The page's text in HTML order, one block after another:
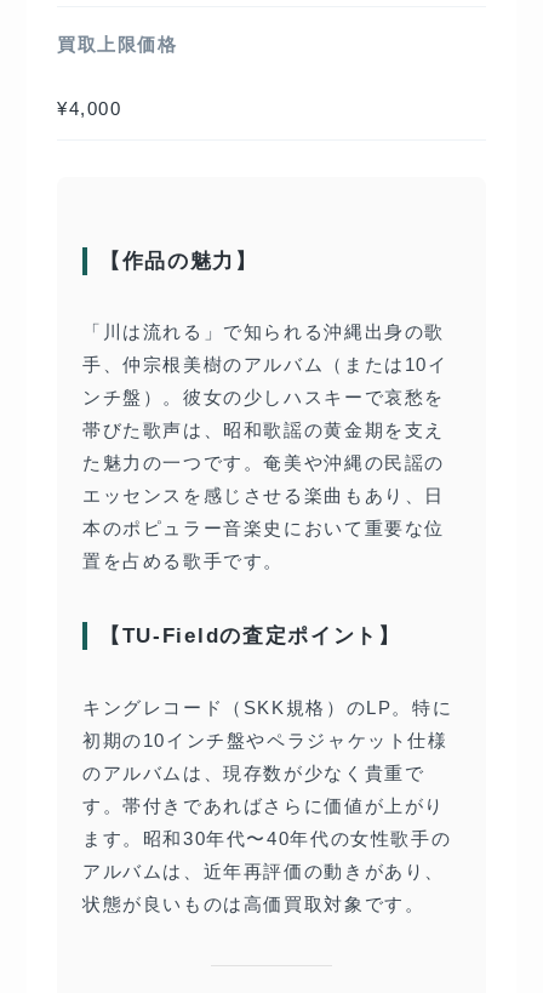
買取上限価格
¥4,000
【作品の魅力】
「川は流れる」で知られる沖縄出身の歌
手、仲宗根美樹のアルバム（または10イ
ンチ盤）。彼女の少しハスキーで哀愁を
帯びた歌声は、昭和歌謡の黄金期を支え
た魅力の一つです。奄美や沖縄の民謡の
エッセンスを感じさせる楽曲もあり、日
本のポピュラー音楽史において重要な位
置を占める歌手です。
【TU-Fieldの査定ポイント】
キングレコード（SKK規格）のLP。特に
初期の10インチ盤やペラジャケット仕様
のアルバムは、現存数が少なく貴重で
す。帯付きであればさらに価値が上がり
ます。昭和30年代〜40年代の女性歌手の
アルバムは、近年再評価の動きがあり、
状態が良いものは高価買取対象です。